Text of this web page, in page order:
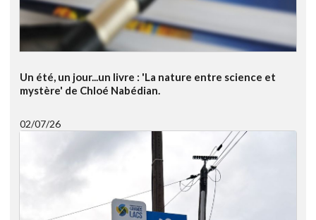
Un été, un jour...un livre : 'La nature entre science et
mystère' de Chloé Nabédian.
02/07/26